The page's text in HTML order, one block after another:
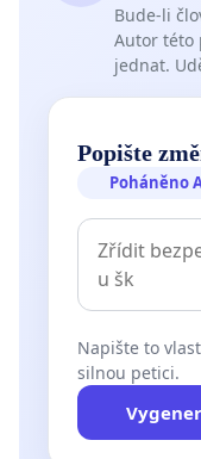
Bude-li
Autor této
jednat.
Popište
Poháněno
Napište to
silnou petici.